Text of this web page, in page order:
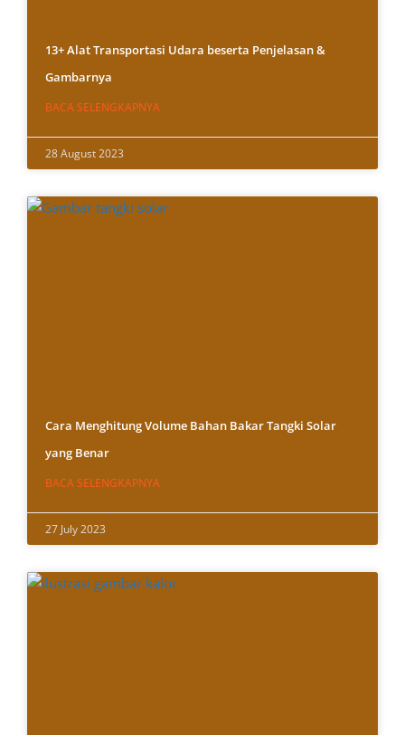
13+ Alat Transportasi Udara beserta Penjelasan &
Gambarnya
BACA SELENGKAPNYA
28 August 2023
Cara Menghitung Volume Bahan Bakar Tangki Solar
yang Benar
BACA SELENGKAPNYA
27 July 2023